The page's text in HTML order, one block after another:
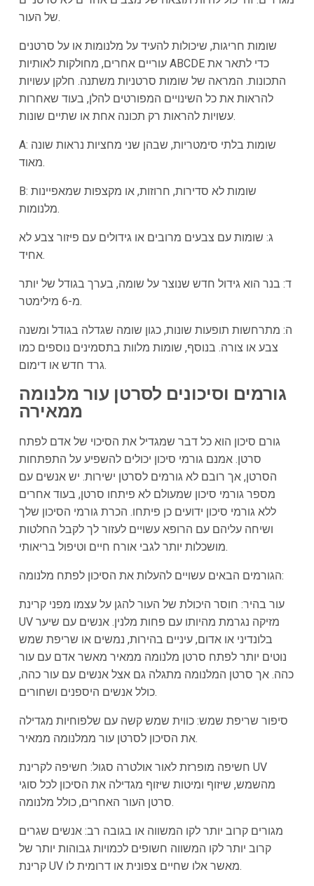
של העור.
שומות חריגות, שיכולות להעיד על מלנומות או על סרטנים
עוריים אחרים, מחולקות לאותיות ABCDE כדי לתאר את
התכונות. המראה של שומות סרטניות משתנה. חלקן עשויות
להראות את כל השינויים המפורטים להלן, בעוד שאחרות
עשויות להראות רק תכונה אחת או שתיים שונות.
A: שומות בלתי סימטריות, שבהן שני מחציות נראות שונה
מאוד.
B: שומות לא סדירות, חרוזות, או מקצפות שמאפיינות
מלנומות.
ג: שומות עם צבעים מרובים או גידולים עם פיזור צבע לא
אחיד.
ד: בנר הוא גידול חדש שנוצר על שומה, בערך בגודל של יותר
מ-6 מילימטר.
ה: מתרחשות תופעות שונות, כגון שומה שגדלה בגודל ומשנה
צבע או צורה. בנוסף, שומות מלוות בתסמינים נוספים כמו
גרד חדש או דימום.
גורמים וסיכונים לסרטן עור מלנומה
ממאירה
גורם סיכון הוא כל דבר שמגדיל את הסיכוי של אדם לפתח
סרטן. אמנם גורמי סיכון יכולים להשפיע על התפתחות
הסרטן, אך רובם לא גורמים לסרטן ישירות. יש אנשים עם
מספר גורמי סיכון שמעולם לא פיתחו סרטן, בעוד אחרים
ללא גורמי סיכון ידועים כן פיתחו. הכרת גורמי הסיכון שלך
ושיחה עליהם עם הרופא עשויים לעזור לך לקבל החלטות
מושכלות יותר לגבי אורח חיים וטיפול בריאותי.
הגורמים הבאים עשויים להעלות את הסיכון לפתח מלנומה:
עור בהיר: חוסר היכולת של העור להגן על עצמו מפני קרינת
UV מזיקה נגרמת מהיותו עם פחות מלנין. אנשים עם שיער
בלונדיני או אדום, עיניים בהירות, נמשים או שריפת שמש
נוטים יותר לפתח סרטן מלנומה ממאיר מאשר אדם עם עור
כהה. אך סרטן המלנומה מתגלה גם אצל אנשים עם עור כהה,
כולל אנשים היספנים ושחורים.
סיפור שריפת שמש: כווית שמש קשה עם שלפוחיות מגדילה
את הסיכון לסרטן עור ממלנומה ממאיר.
חשיפה מופרזת לאור אולטרה סגול: חשיפה לקרינת UV
מהשמש, שיזוף ומיטות שיזוף מגדילה את הסיכון לכל סוגי
סרטן העור האחרים, כולל מלנומה.
מגורים קרוב יותר לקו המשווה או בגובה רב: אנשים שגרים
קרוב יותר לקו המשווה חשופים לכמויות גבוהות יותר של
קרינת UV מאשר אלו שחיים צפונית או דרומית לו.